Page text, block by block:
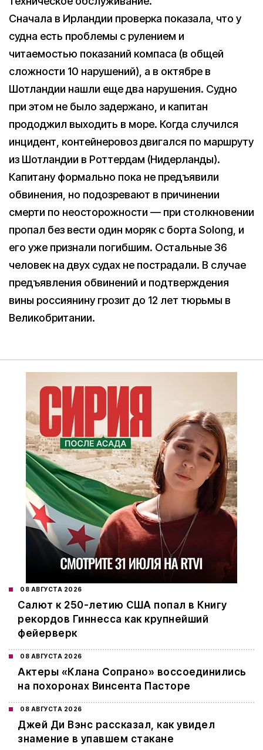
Сначала в Ирландии проверка показала, что у
судна есть проблемы с рулением и
читаемостью показаний компаса (в общей
сложности 10 нарушений), а в октябре в
Шотландии нашли еще два нарушения. Судно
при этом не было задержано, и капитан
прододжил выходить в море. Когда случился
инцидент, контейнеровоз двигался по маршруту
из Шотландии в Роттердам (Нидерланды).
Капитану формально пока не предъявили
обвинения, но подозревают в причинении
смерти по неосторожности — при столкновении
пропал без вести один моряк с борта Solong, и
его уже признали погибшим. Остальные 36
человек на двух судах не пострадали. В случае
предъявления обвинений и подтверждения
вины россиянину грозит до 12 лет тюрьмы в
Великобритании.
08 АВГУСТА 2026
Салют к 250-летию США попал в Книгу
рекордов Гиннесса как крупнейший
фейерверк
08 АВГУСТА 2026
Актеры «Клана Сопрано» воссоединились
на похоронах Винсента Пасторе
08 АВГУСТА 2026
Джей Ди Вэнс рассказал, как увидел
знамение в упавшем стакане